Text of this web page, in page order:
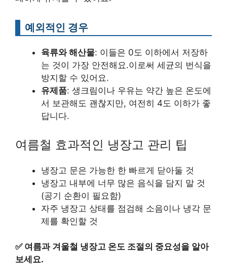
예외적인 경우
육류와 해산물: 이들은 0도 이하에서 저장하
는 것이 가장 안전해요.이로써 세균의 번식을
방지할 수 있어요.
유제품: 생크림이나 우유는 약간 높은 온도에
서 보관해도 괜찮지만, 여전히 4도 이하가 좋
답니다.
여름철 효과적인 냉장고 관리 팁
냉장고 문은 가능한 한 빠르게 닫아둘 것
냉장고 내부에 너무 많은 음식을 담지 말 것
(공기 순환이 필요함)
자주 냉장고 상태를 점검해 소음이나 냉각 문
제를 확인할 것
✅ 여름과 겨울철 냉장고 온도 조절의 중요성을 알아
보세요.